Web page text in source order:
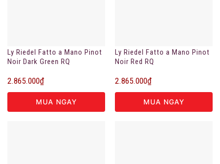
Ly Riedel Fatto a Mano Pinot
Noir Dark Green RQ
2.865.000₫
MUA NGAY
Ly Riedel Fatto a Mano Pinot
Noir Red RQ
2.865.000₫
MUA NGAY